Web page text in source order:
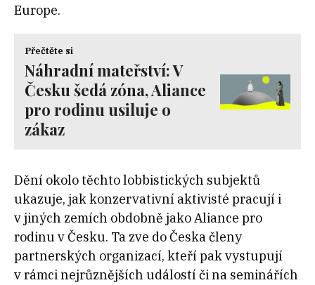
Europe.
Přečtěte si
Náhradní mateřství: V
Česku šedá zóna, Aliance
pro rodinu usiluje o
zákaz
Dění okolo těchto lobbistických subjektů
ukazuje, jak konzervativní aktivisté pracují i
v jiných zemích obdobně jako Aliance pro
rodinu v Česku. Ta zve do Česka členy
partnerských organizací, kteří pak vystupují
v rámci nejrůznějších událostí či na seminářích